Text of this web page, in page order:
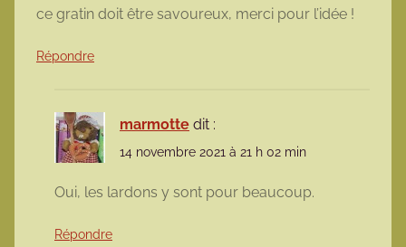
ce gratin doit être savoureux, merci pour l’idée !
Répondre
marmotte dit :
14 novembre 2021 à 21 h 02 min
Oui, les lardons y sont pour beaucoup.
Répondre